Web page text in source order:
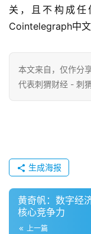
关，且不构成
Cointelegraph中文
本文来自 ，仅作分
代表刺猬财经 - 刺
生成海报
黄奇帆：数字经
核心竞争力
上一篇